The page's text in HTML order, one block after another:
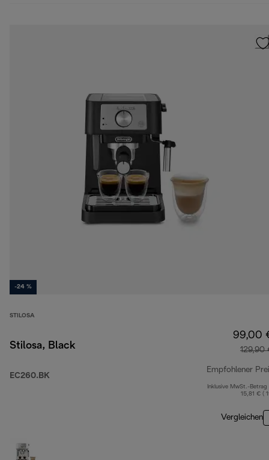
-24 %
STILOSA
Stilosa, Black
EC260.BK
99,00
129,90
Empfohlener
Inklusive MwSt.-Betrag
15,81 € (
Vergleichen